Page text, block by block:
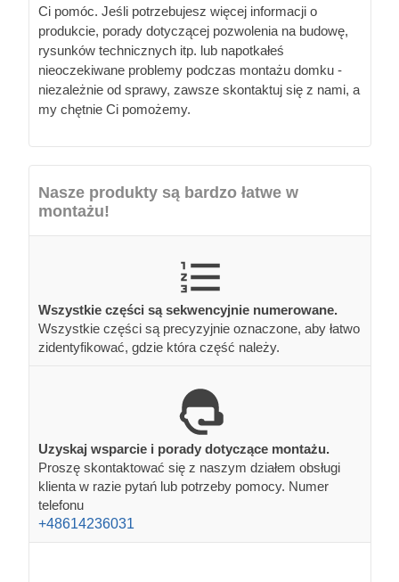
Ci pomóc. Jeśli potrzebujesz więcej informacji o
produkcie, porady dotyczącej pozwolenia na budowę,
rysunków technicznych itp. lub napotkałeś
nieoczekiwane problemy podczas montażu domku -
niezależnie od sprawy, zawsze skontaktuj się z nami, a
my chętnie Ci pomożemy.
Nasze produkty są bardzo łatwe w
montażu!
Wszystkie części są sekwencyjnie numerowane.
Wszystkie części są precyzyjnie oznaczone, aby łatwo
zidentyfikować, gdzie która część należy.
Uzyskaj wsparcie i porady dotyczące montażu.
Proszę skontaktować się z naszym działem obsługi
klienta w razie pytań lub potrzeby pomocy. Numer
telefonu
+48614236031